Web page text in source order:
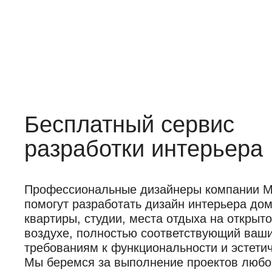
Бесплатный сервис
разработки интерьера
Профессиональные дизайнеры компании
помогут разработать дизайн интерьера
квартиры, студии, места отдыха на
воздухе, полностью соответствующий
требованиям к функциональности и
Мы беремся за выполнение проектов